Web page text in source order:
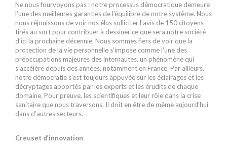
Ne nous fourvoyons pas : notre processus démocratique demeure
l’une des meilleures garanties de l’équilibre de notre système. Nous
nous réjouissons de voir nos élus solliciter l’avis de 150 citoyens
tirés au sort pour contribuer à dessiner ce que sera notre société
d’ici la prochaine décennie. Nous sommes fiers de voir que la
protection de la vie personnelle s’impose comme l’une des
préoccupations majeures des internautes, un phénomène qui
s’accélère depuis des années, notamment en France. Par ailleurs,
notre démocratie s’est toujours appuyée sur les éclairages et les
décryptages apportés par les experts et les érudits de chaque
domaine. Pour preuve, les scientifiques et leur rôle dans la crise
sanitaire que nous traversons. Il doit en être de même aujourd’hui
dans d’autres secteurs.
Creuset d’innovation